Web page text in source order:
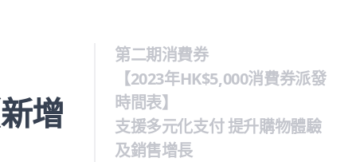
增
第二期消費券
【2023年HK$5,000消費券派發
時間表】
支援多元化支付 提升購物體驗
及銷售增長